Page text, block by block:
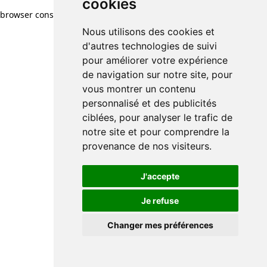
cookies
Nous utilisons des cookies et
d'autres technologies de suivi
pour améliorer votre expérience
de navigation sur notre site, pour
vous montrer un contenu
personnalisé et des publicités
ciblées, pour analyser le trafic de
notre site et pour comprendre la
provenance de nos visiteurs.
J'accepte
Je refuse
Changer mes préférences
browser console for more information)